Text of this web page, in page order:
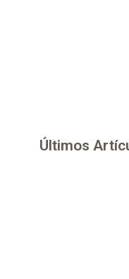
Últimos